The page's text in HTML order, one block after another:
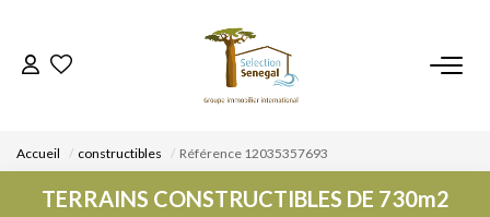
ACCUEIL
NOS BIENS
Accueil constructibles Référence 12035357693
TERRAINS CONSTRUCTIBLES DE 730m2